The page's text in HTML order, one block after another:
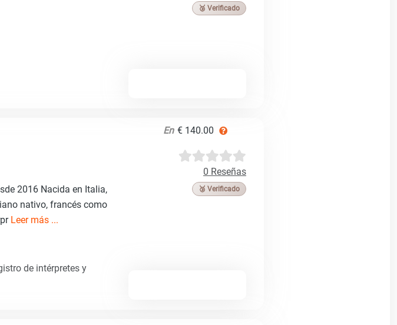
🥉 Verificado
En € 140.00
0 Reseñas
🥉 Verificado
2016 Nacida en Italia,
nativo, francés como
Leer más ...
de intérpretes y